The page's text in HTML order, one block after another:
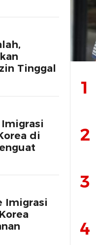
Tinggal
di
Imigrasi
1
2
3
4